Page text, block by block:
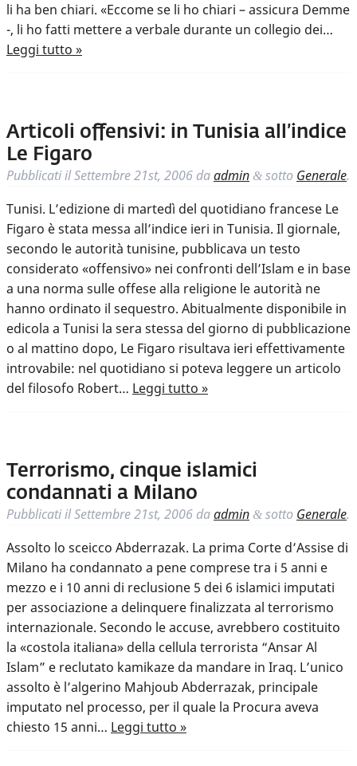
li ha ben chiari. «Eccome se li ho chiari – assicura Demme
-, li ho fatti mettere a verbale durante un collegio dei…
Leggi tutto »
Articoli offensivi: in Tunisia all’indice
Le Figaro
Pubblicati ilSettembre 21st, 2006 daadmin & sotto Generale.
Tunisi. L’edizione di martedì del quotidiano francese Le
Figaro è stata messa all’indice ieri in Tunisia. Il giornale,
secondo le autorità tunisine, pubblicava un testo
considerato «offensivo» nei confronti dell’Islam e in base
a una norma sulle offese alla religione le autorità ne
hanno ordinato il sequestro. Abitualmente disponibile in
edicola a Tunisi la sera stessa del giorno di pubblicazione
o al mattino dopo, Le Figaro risultava ieri effettivamente
introvabile: nel quotidiano si poteva leggere un articolo
del filosofo Robert… Leggi tutto »
Terrorismo, cinque islamici
condannati a Milano
Pubblicati ilSettembre 21st, 2006 daadmin & sotto Generale.
Assolto lo sceicco Abderrazak. La prima Corte d’Assise di
Milano ha condannato a pene comprese tra i 5 anni e
mezzo e i 10 anni di reclusione 5 dei 6 islamici imputati
per associazione a delinquere finalizzata al terrorismo
internazionale. Secondo le accuse, avrebbero costituito
la «costola italiana» della cellula terrorista “Ansar Al
Islam” e reclutato kamikaze da mandare in Iraq. L’unico
assolto è l’algerino Mahjoub Abderrazak, principale
imputato nel processo, per il quale la Procura aveva
chiesto 15 anni… Leggi tutto »